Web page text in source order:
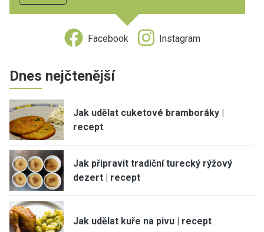
Facebook Instagram
Dnes nejčtenější
Jak udělat cuketové bramboráky |
recept
Jak připravit tradiční turecký rýžový
dezert | recept
Jak udělat kuře na pivu | recept